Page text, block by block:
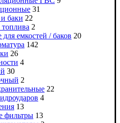
31
баки 22
2
емкостей / баков 20
142
26
4
30
2
22
4
13
фильтры 13